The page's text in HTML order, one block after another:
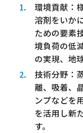
環境貢献：
溶剤をいか
ための要素
境負荷の低
の実現、地
技術分野：
離、吸着、
ンプなどを
を活用し新
す。